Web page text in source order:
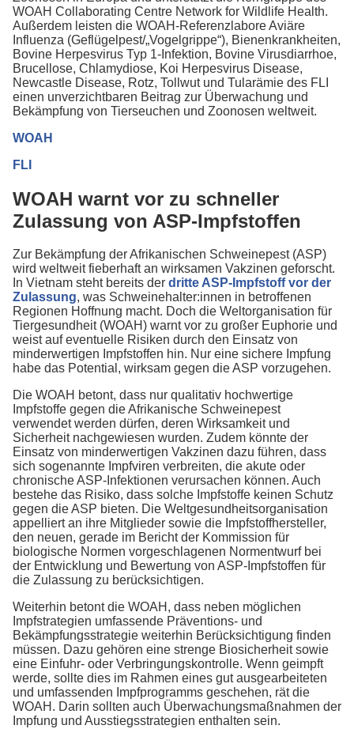
WOAH Collaborating Centre Network for Wildlife Health.
Außerdem leisten die WOAH-Referenzlabore Aviäre
Influenza (Geflügelpest/„Vogelgrippe“), Bienenkrankheiten,
Bovine Herpesvirus Typ 1-Infektion, Bovine Virusdiarrhoe,
Brucellose, Chlamydiose, Koi Herpesvirus Disease,
Newcastle Disease, Rotz, Tollwut und Tularämie des FLI
einen unverzichtbaren Beitrag zur Überwachung und
Bekämpfung von Tierseuchen und Zoonosen weltweit.
WOAH
FLI
WOAH warnt vor zu schneller
Zulassung von ASP-Impfstoffen
Zur Bekämpfung der Afrikanischen Schweinepest (ASP)
wird weltweit fieberhaft an wirksamen Vakzinen geforscht.
In Vietnam steht bereits der dritte ASP-Impfstoff vor der
Zulassung, was Schweinehalter:innen in betroffenen
Regionen Hoffnung macht. Doch die Weltorganisation für
Tiergesundheit (WOAH) warnt vor zu großer Euphorie und
weist auf eventuelle Risiken durch den Einsatz von
minderwertigen Impfstoffen hin. Nur eine sichere Impfung
habe das Potential, wirksam gegen die ASP vorzugehen.
Die WOAH betont, dass nur qualitativ hochwertige
Impfstoffe gegen die Afrikanische Schweinepest
verwendet werden dürfen, deren Wirksamkeit und
Sicherheit nachgewiesen wurden. Zudem könnte der
Einsatz von minderwertigen Vakzinen dazu führen, dass
sich sogenannte Impfviren verbreiten, die akute oder
chronische ASP-Infektionen verursachen können. Auch
bestehe das Risiko, dass solche Impfstoffe keinen Schutz
gegen die ASP bieten. Die Weltgesundheitsorganisation
appelliert an ihre Mitglieder sowie die Impfstoffhersteller,
den neuen, gerade im Bericht der Kommission für
biologische Normen vorgeschlagenen Normentwurf bei
der Entwicklung und Bewertung von ASP-Impfstoffen für
die Zulassung zu berücksichtigen.
Weiterhin betont die WOAH, dass neben möglichen
Impfstrategien umfassende Präventions- und
Bekämpfungsstrategie weiterhin Berücksichtigung finden
müssen. Dazu gehören eine strenge Biosicherheit sowie
eine Einfuhr- oder Verbringungskontrolle. Wenn geimpft
werde, sollte dies im Rahmen eines gut ausgearbeiteten
und umfassenden Impfprogramms geschehen, rät die
WOAH. Darin sollten auch Überwachungsmaßnahmen der
Impfung und Ausstiegsstrategien enthalten sein.